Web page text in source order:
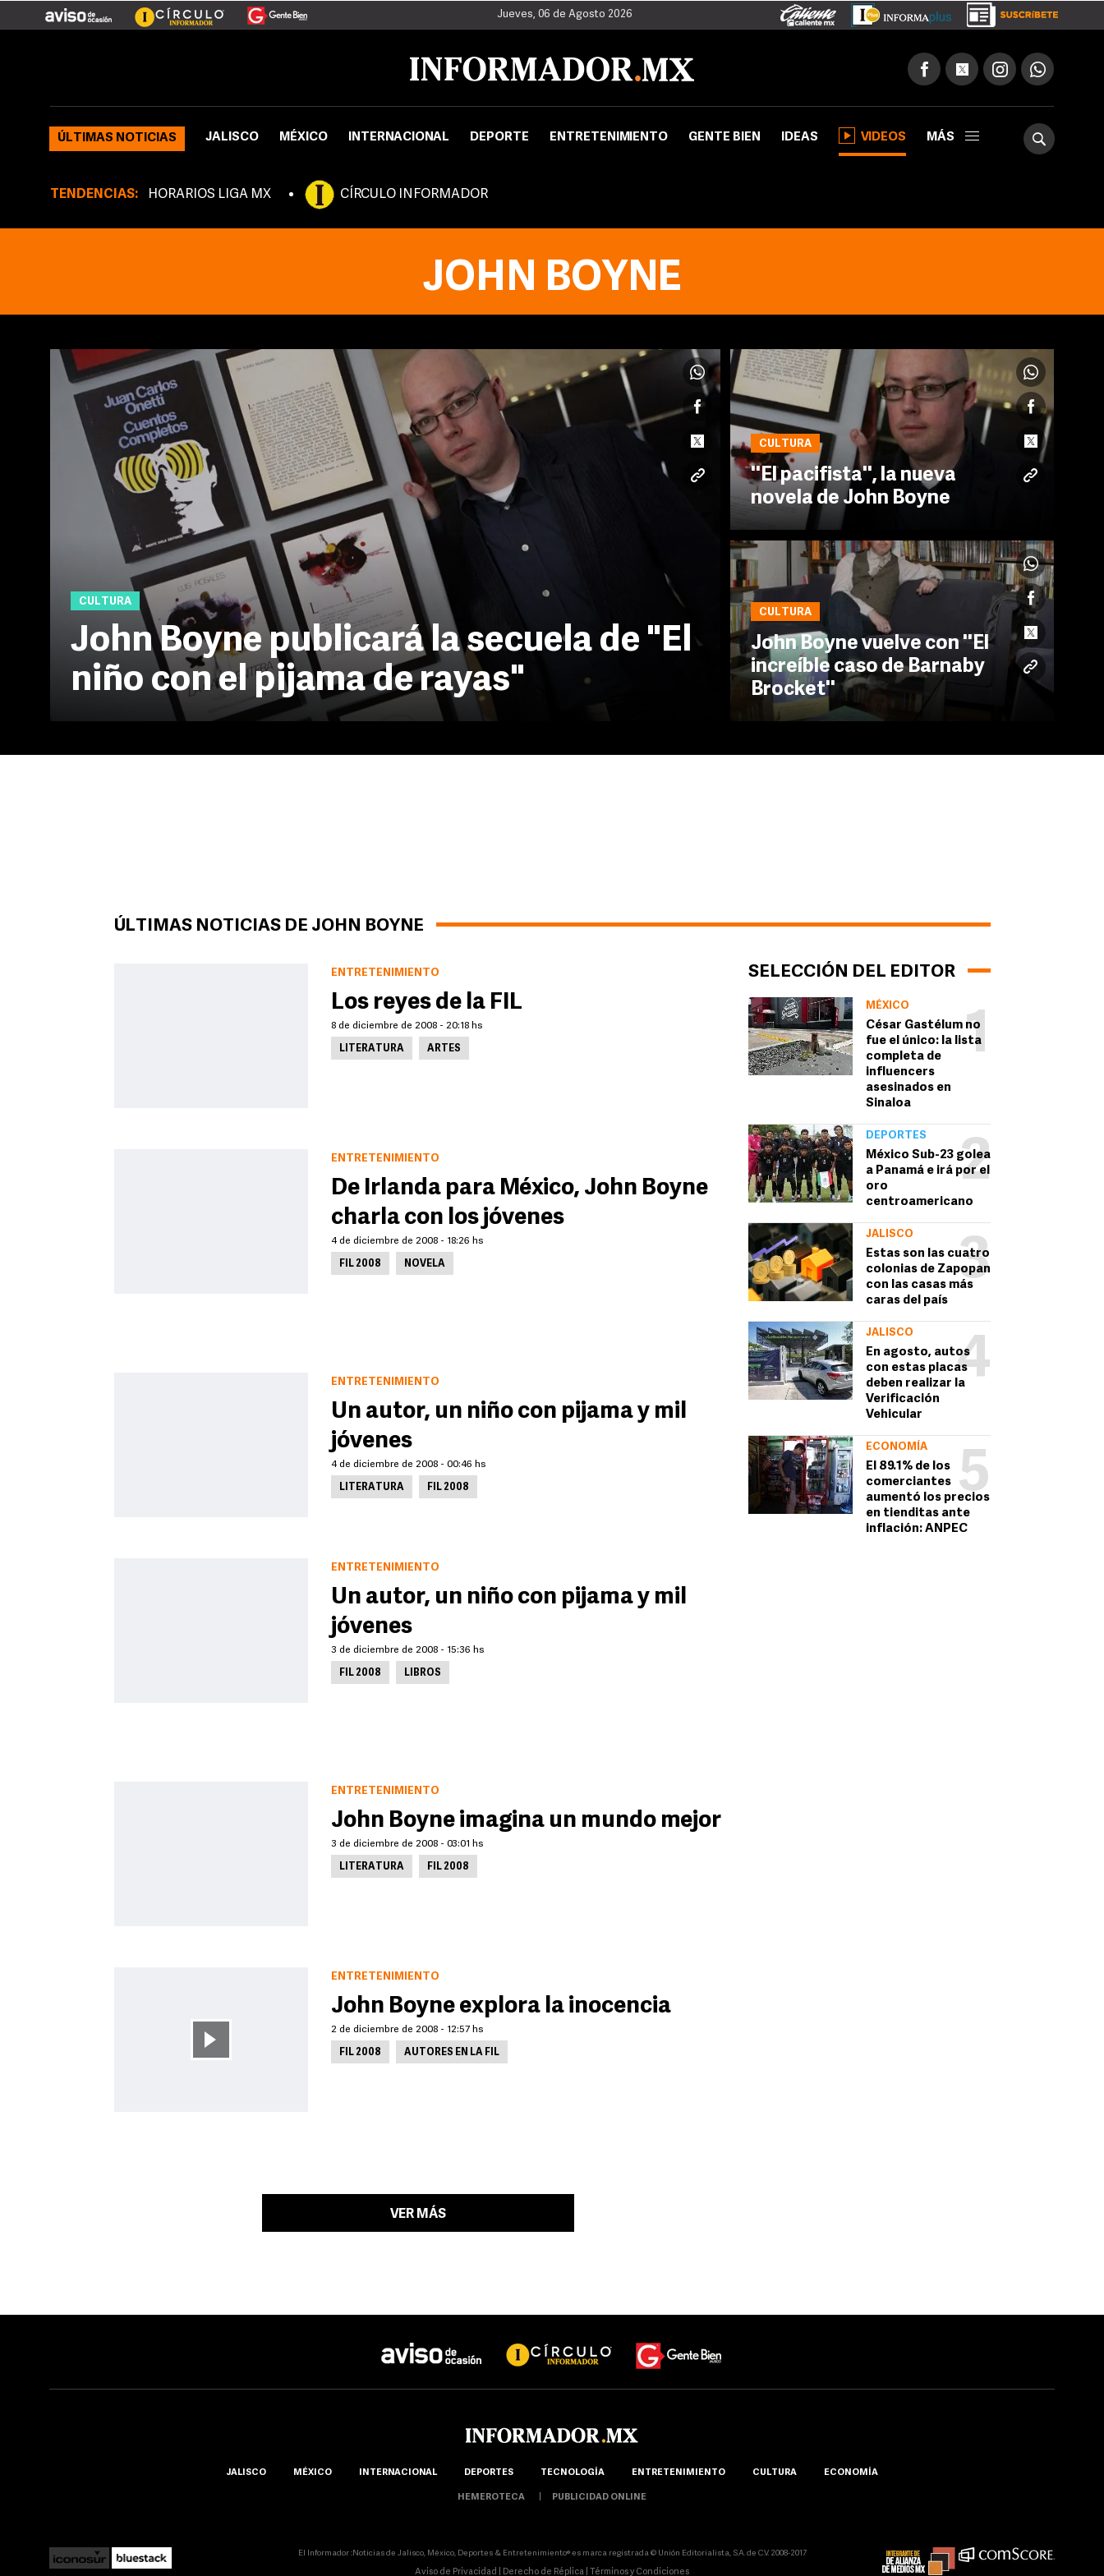
Jueves, 06 de Agosto 2026
ÚLTIMAS NOTICIAS JALISCO MÉXICO INTERNACIONAL DEPORTE ENTRETENIMIENTO GENTE BIEN IDEAS VIDEOS MÁS
TENDENCIAS: HORARIOS LIGA MX CÍRCULO INFORMADOR
JOHN BOYNE
CULTURA
John Boyne publicará la secuela de "El
niño con el pijama de rayas"
CULTURA
''El pacifista'', la nueva
novela de John Boyne
CULTURA
John Boyne vuelve con ''El
increíble caso de Barnaby
Brocket''
ÚLTIMAS NOTICIAS DE JOHN BOYNE
SELECCIÓN DEL EDITOR
1
MÉXICO
César Gastélum no
fue el único: la lista
completa de
influencers
asesinados en
Sinaloa
2
DEPORTES
México Sub-23 golea
a Panamá e irá por el
oro
centroamericano
3
JALISCO
Estas son las cuatro
colonias de Zapopan
con las casas más
caras del país
4
JALISCO
En agosto, autos
con estas placas
deben realizar la
Verificación
Vehicular
5
ECONOMÍA
El 89.1% de los
comerciantes
aumentó los precios
en tienditas ante
inflación: ANPEC
ENTRETENIMIENTO
Los reyes de la FIL
8 de diciembre de 2008 - 20:18 hs
LITERATURA ARTES
ENTRETENIMIENTO
De Irlanda para México, John Boyne
charla con los jóvenes
4 de diciembre de 2008 - 18:26 hs
FIL 2008 NOVELA
ENTRETENIMIENTO
Un autor, un niño con pijama y mil
jóvenes
4 de diciembre de 2008 - 00:46 hs
LITERATURA FIL 2008
ENTRETENIMIENTO
Un autor, un niño con pijama y mil
jóvenes
3 de diciembre de 2008 - 15:36 hs
FIL 2008 LIBROS
ENTRETENIMIENTO
John Boyne imagina un mundo mejor
3 de diciembre de 2008 - 03:01 hs
LITERATURA FIL 2008
ENTRETENIMIENTO
John Boyne explora la inocencia
2 de diciembre de 2008 - 12:57 hs
FIL 2008 AUTORES EN LA FIL
VER MÁS
JALISCO MÉXICO INTERNACIONAL DEPORTES TECNOLOGÍA ENTRETENIMIENTO CULTURA ECONOMÍA
HEMEROTECA PUBLICIDAD ONLINE
El Informador ::Noticias de Jalisco, México, Deportes & Entretenimiento® es marca registrada © Unión Editorialista, S.A. de C.V. 2008-2017
Aviso de Privacidad Derecho de Réplica Términos y Condiciones